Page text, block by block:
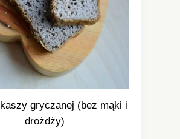
gryczanej (bez mąki i
drożdży)